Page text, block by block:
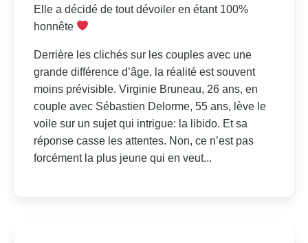
Elle a décidé de tout dévoiler en étant 100%
honnête
Derrière les clichés sur les couples avec une
grande différence d’âge, la réalité est souvent
moins prévisible. Virginie Bruneau, 26 ans, en
couple avec Sébastien Delorme, 55 ans, lève le
voile sur un sujet qui intrigue: la libido. Et sa
réponse casse les attentes. Non, ce n’est pas
forcément la plus jeune qui en veut...